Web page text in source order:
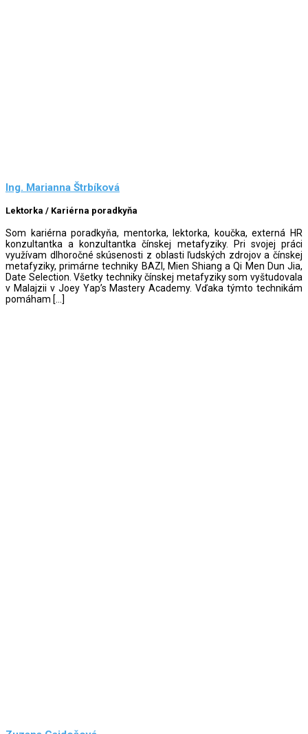
Ing. Marianna Štrbíková
Lektorka / Kariérna poradkyňa
Som kariérna poradkyňa, mentorka, lektorka, koučka, externá HR
konzultantka a konzultantka čínskej metafyziky. Pri svojej práci
využívam dlhoročné skúsenosti z oblasti ľudských zdrojov a čínskej
metafyziky, primárne techniky BAZI, Mien Shiang a Qi Men Dun Jia,
Date Selection. Všetky techniky čínskej metafyziky som vyštudovala
v Malajzii v Joey Yap’s Mastery Academy. Vďaka týmto technikám
pomáham […]